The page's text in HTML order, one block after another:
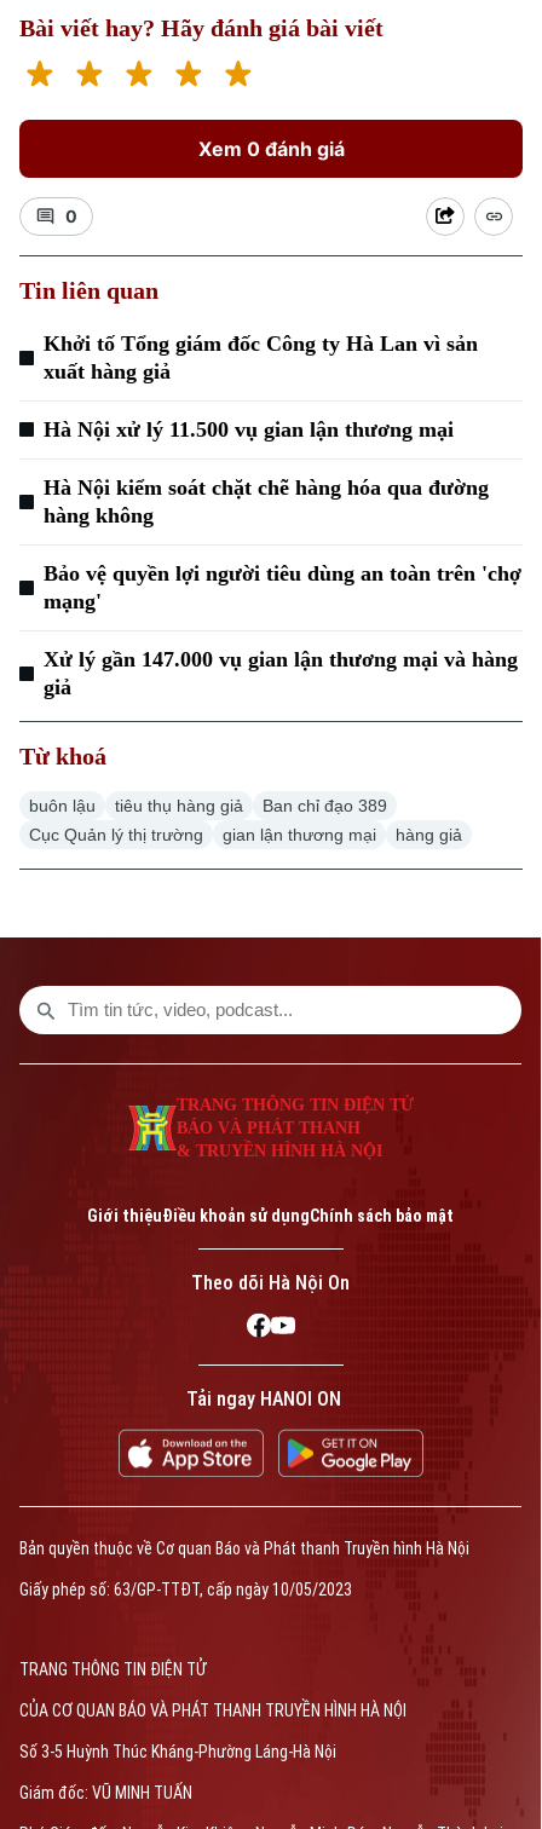
Đánh giá
Dinh dưỡng
Bóng đá
Golf
Giải trí
Sao
Điện ảnh
Thời trang
Âm nhạc
0865.116.699 (hotline) 0865.116.699
Bản quyền thuộc về Cơ quan Báo và Phát thanh Truyền hình Hà Nội Giấy
phép số: Số 63/GP-TTDT, cấp ngày 10/05/2023
Giám đốc: VŨ MINH TUẤN
Phó Giám đốc: Nguyễn Kim Khiêm, Nguyễn Minh Đức, Nguyễn Thành Lợi
Bài viết hay? Hãy đánh giá bài viết
Xem 0 đánh giá
0
Tin liên quan
Khởi tố Tổng giám đốc Công ty Hà Lan vì sản
xuất hàng giả
Hà Nội xử lý 11.500 vụ gian lận thương mại
Hà Nội kiểm soát chặt chẽ hàng hóa qua đường
hàng không
Bảo vệ quyền lợi người tiêu dùng an toàn trên 'chợ
mạng'
Xử lý gần 147.000 vụ gian lận thương mại và hàng
giả
Từ khoá
buôn lậu tiêu thụ hàng giả
Ban chỉ đạo 389
Cục Quản lý thị trường
gian lận thương mại hàng giả
TRANG THÔNG TIN ĐIỆN TỬ
BÁO VÀ PHÁT THANH
& TRUYỀN HÌNH HÀ NỘI
Giới thiệuĐiều khoản sử dụngChính sách bảo mật
Theo dõi Hà Nội On
Tải ngay HANOI ON
Bản quyền thuộc về Cơ quan Báo và Phát thanh Truyền hình Hà Nội
Giấy phép số: 63/GP-TTĐT, cấp ngày 10/05/2023
TRANG THÔNG TIN ĐIỆN TỬ
CỦA CƠ QUAN BÁO VÀ PHÁT THANH TRUYỀN HÌNH HÀ NỘI
Số 3-5 Huỳnh Thúc Kháng-Phường Láng-Hà Nội
Giám đốc: VŨ MINH TUẤN